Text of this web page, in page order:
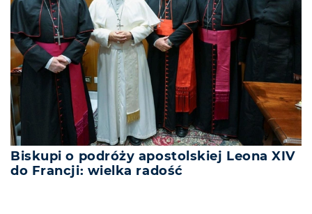
Biskupi o podróży apostolskiej Leona XIV
do Francji: wielka radość